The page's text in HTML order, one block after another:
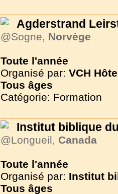
Agderstrand
@Sogne, Norvège
Toute l'année
Organisé par: VCH
Tous âges
Catégorie: Formation
Institut biblique
@Longueil, Canada
Toute l'année
Organisé par: Institut
Tous âges